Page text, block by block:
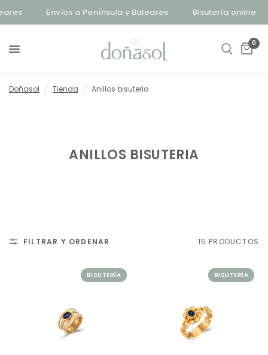
Envíos a Península y Baleares Bisutería online
0
Doñasol / Tienda / Anillos bisuteria
ANILLOS BISUTERIA
FILTRAR Y ORDENAR 15 PRODUCTOS
BISUTERÍA BISUTERÍA